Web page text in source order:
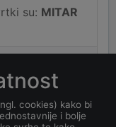
su: MITAR
cookies) kako bi
i bolje